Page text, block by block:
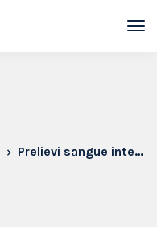
Prelievi sangue intero in sede